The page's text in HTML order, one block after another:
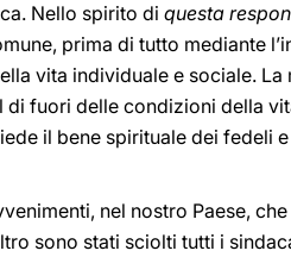
Nello spirito di questa
prima di tutto mediante
vita individuale e sociale. La
di fuori delle condizioni della
il bene spirituale dei fedeli
nel nostro Paese, che
sono stati sciolti tutti i